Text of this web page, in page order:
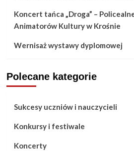
Koncert tańca „Droga” –
Animatorów Kultury w Krośnie
Wernisaż wystawy dyplomowej
Polecane kategorie
Sukcesy uczniów i nauczycieli
Konkursy i festiwale
Koncerty